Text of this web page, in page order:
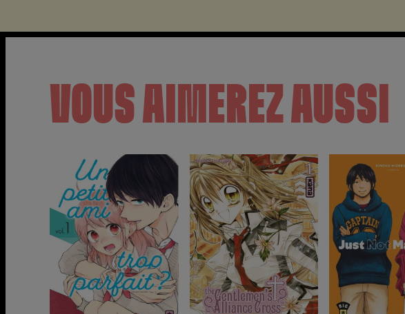
VOUS AIMEREZ AUSSI